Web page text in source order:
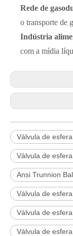
Rede de
o transporte de
Indústria
com a mídia
Válvula de
Válvula de
Ansi Trunnion
Válvula de
Válvula de
Válvula de